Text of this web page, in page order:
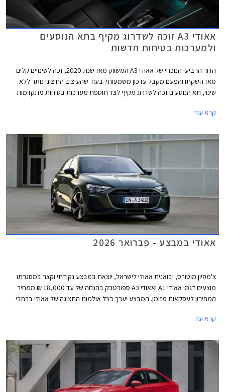
אאודי A3 זוכה לשדרוג מקיף בתא הנוסעים
ולמערכות בטיחות חדשות
הדור הרביעי הנוכחי של אאודי A3 המשווק מאז שנת 2020, זכה לשינויים קלים
מאז השקתו והפעם מקבל עדכון משמעותי. בעוד שהעיצוב החיצוני נותר ללא
שינוי, תא הנוסעים זכה לשדרוג מקיף לצד תוספת מערכות בטיחות מתקדמות
וסמלים חדשים בגרסאות הביצועים S3 ו- RS3.
קרא עוד
אאודי במבצע - פברואר 2026
צ'מפיון מוטורס, יבואנית אאודי לישראל, יוצאת במבצע נקודתי וקצר במסגרתו
מוצעים דגמי אאודי A1 ואאודי A3 ספורטבק בהנחה של עד 18,000 ₪ ממחיר
המחירון לעסקאות מזומן. המבצע יערך בכל אולמות התצוגה של אאודי ברחבי
קרא עוד